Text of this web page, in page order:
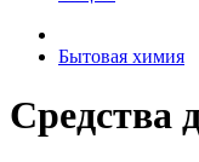
Бытовая химия
Средства